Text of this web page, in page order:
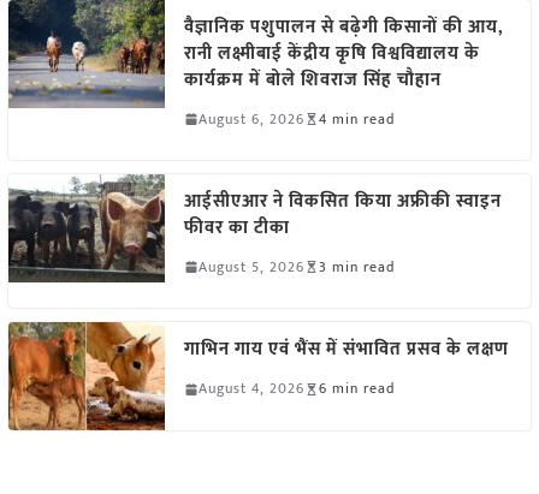
वैज्ञानिक पशुपालन से बढ़ेगी किसानों की आय,
रानी लक्ष्मीबाई केंद्रीय कृषि विश्वविद्यालय के
कार्यक्रम में बोले शिवराज सिंह चौहान
August 6, 2026 4 min read
आईसीएआर ने विकसित किया अफ्रीकी स्वाइन
फीवर का टीका
August 5, 2026 3 min read
गाभिन गाय एवं भैंस में संभावित प्रसव के लक्षण
August 4, 2026 6 min read